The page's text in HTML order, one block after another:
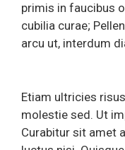
primis in faucibus
cubilia curae;
arcu ut, interdum
Etiam ultricies
molestie sed. Ut
Curabitur sit amet